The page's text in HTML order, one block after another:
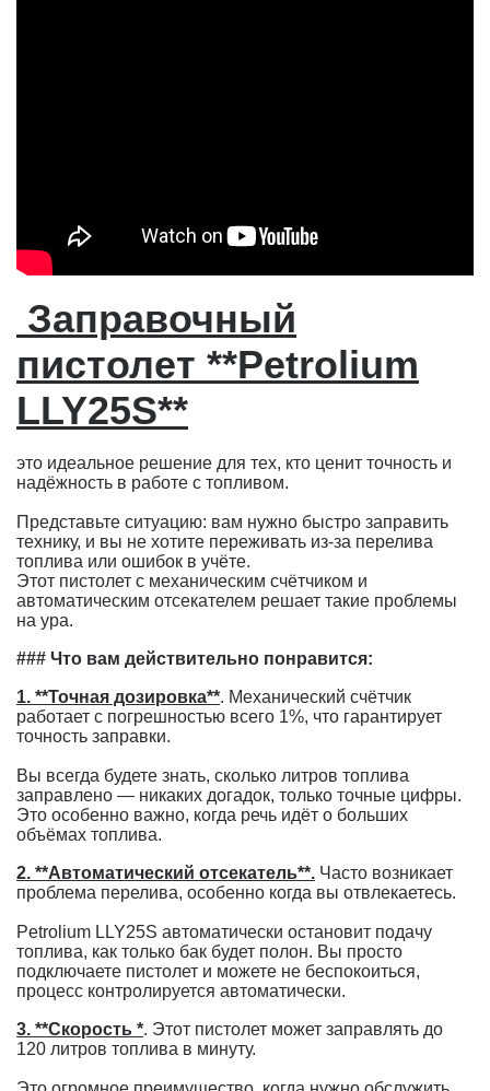
Заправочный
пистолет **Petrolium
LLY25S**
это идеальное решение для тех, кто ценит точность и
надёжность в работе с топливом.
Представьте ситуацию: вам нужно быстро заправить
технику, и вы не хотите переживать из-за перелива
топлива или ошибок в учёте.
Этот пистолет с механическим счётчиком и
автоматическим отсекателем решает такие проблемы
на ура.
### Что вам действительно понравится:
1. **Точная дозировка**. Механический счётчик
работает с погрешностью всего 1%, что гарантирует
точность заправки.
Вы всегда будете знать, сколько литров топлива
заправлено — никаких догадок, только точные цифры.
Это особенно важно, когда речь идёт о больших
объёмах топлива.
2. **Автоматический отсекатель**. Часто возникает
проблема перелива, особенно когда вы отвлекаетесь.
Petrolium LLY25S автоматически остановит подачу
топлива, как только бак будет полон. Вы просто
подключаете пистолет и можете не беспокоиться,
процесс контролируется автоматически.
3. **Скорость *. Этот пистолет может заправлять до
120 литров топлива в минуту.